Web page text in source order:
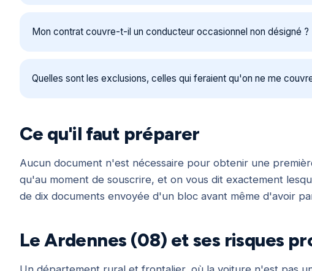
Mon contrat couvre-t-il un conducteur occasionnel non désigné ?
Quelles sont les exclusions, celles qui feraient qu'on ne me
Ce qu'il faut préparer
Aucun document n'est nécessaire pour obtenir une
qu'au moment de souscrire, et on vous dit exactement
de dix documents envoyée d'un bloc avant même d'avoir
Le Ardennes (08) et ses risques